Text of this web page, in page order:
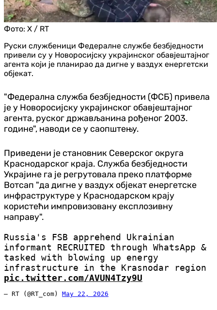
Фото: X / RT
Руски службеници Федералне службе безбједности
привели су у Новоросијску украјинског обавјештајног
агента који је планирао да дигне у ваздух енергетски
објекат.
"Федерална служба безбједности (ФСБ) привела
је у Новоросијску украјинског обавјештајног
агента, руског држављанина рођеног 2003.
године", наводи се у саопштењу.
Приведени је становник Северског округа
Краснодарског краја. Служба безбједности
Украјине га је регрутовала преко платформе
Вотсап "да дигне у ваздух објекат енергетске
инфраструктуре у Краснодарском крају
користећи импровизовану експлозивну
направу".
Russia's FSB apprehend Ukrainian
informant RECRUITED through WhatsApp &
tasked with blowing up energy
infrastructure in the Krasnodar region
pic.twitter.com/AVUN4Tzy9U
— RT (@RT_com) May 22, 2026